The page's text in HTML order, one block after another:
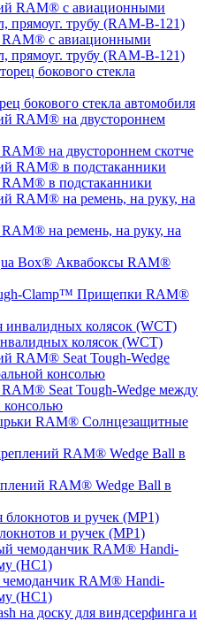
с авиационными
прямоуг. трубу (RAM-B-121)
бокового стекла автомобиля
на двустороннем скотче
в подстаканники
на ремень, на руку, на
Аквабоксы RAM®
Прищепки RAM®
колясок (WCT)
Seat Tough-Wedge между
консолью
Солнцезащитные
RAM® Wedge Ball в
и ручек (MP1)
RAM® Handi-
(HC1)